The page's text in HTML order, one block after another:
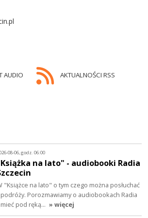
AUDIO AKTUALNOŚCI RSS
08-06, godz. 06:00
na lato" - audiobooki Radia
"Książce na lato" o tym czego można posłuchać
Porozmawiamy o audiobookach Radia
pod ręką… » więcej